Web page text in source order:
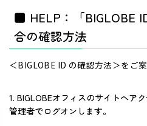
■ HELP：「BIGLOBE
合の確認方法
＜BIGLOBE ID の確認方法＞をご案
1. BIGLOBEオフィスのサイトへア
管理者でログオンします。